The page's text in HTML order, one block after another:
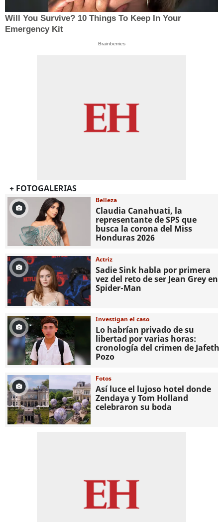
Will You Survive? 10 Things To Keep In Your
Emergency Kit
Brainberries
+ FOTOGALERIAS
Belleza
Claudia Canahuati, la
representante de SPS que
busca la corona del Miss
Honduras 2026
Actriz
Sadie Sink habla por primera
vez del reto de ser Jean Grey en
Spider-Man
Investigan el caso
Lo habrían privado de su
libertad por varias horas:
cronología del crimen de Jafeth
Pozo
Fotos
Así luce el lujoso hotel donde
Zendaya y Tom Holland
celebraron su boda